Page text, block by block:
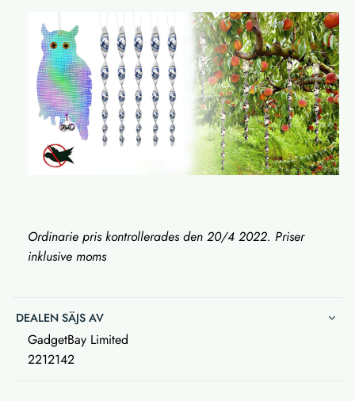
Ordinarie pris kontrollerades den 20/4 2022. Priser
inklusive moms
DEALEN SÄJS AV
GadgetBay Limited
2212142